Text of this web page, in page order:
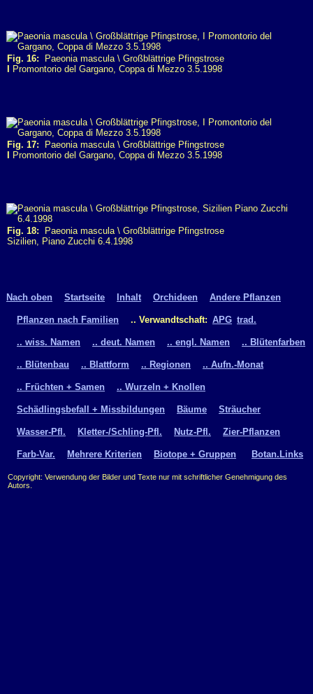
Fig. 16: Paeonia mascula \ Großblättrige Pfingstrose
Promontorio del Gargano, Coppa di Mezzo 3.5.1998
Fig. 17: Paeonia mascula \ Großblättrige Pfingstrose
Promontorio del Gargano, Coppa di Mezzo 3.5.1998
Fig. 18: Paeonia mascula \ Großblättrige Pfingstrose
Sizilien, Piano Zucchi 6.4.1998
Nach oben Startseite Inhalt Orchideen Andere Pflanzen
Pflanzen nach Familien .. Verwandtschaft: APG trad.
.. wiss. Namen .. deut. Namen .. engl. Namen .. Blütenfarben
.. Blütenbau .. Blattform .. Regionen .. Aufn.-Monat
.. Früchten + Samen .. Wurzeln + Knollen
Schädlingsbefall + Missbildungen Bäume Sträucher
Wasser-Pfl. Kletter-/Schling-Pfl. Nutz-Pfl. Zier-Pflanzen
Farb-Var. Mehrere Kriterien Biotope + Gruppen Botan.Links
Copyright: Verwendung der Bilder und Texte nur mit schriftlicher Genehmigung des
Autors.